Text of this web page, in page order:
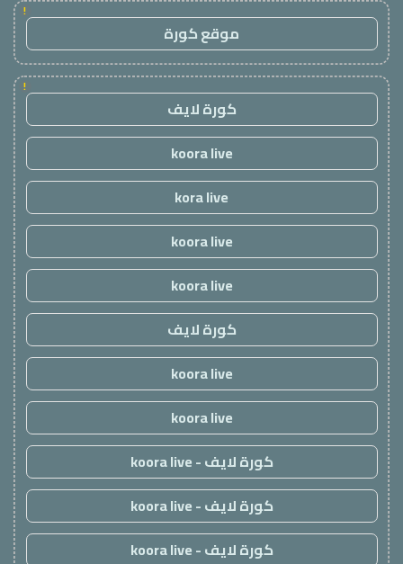
!
موقع كورة
!
كورة لايف
koora live
kora live
koora live
koora live
كورة لايف
koora live
koora live
كورة لايف - koora live
كورة لايف - koora live
كورة لايف - koora live